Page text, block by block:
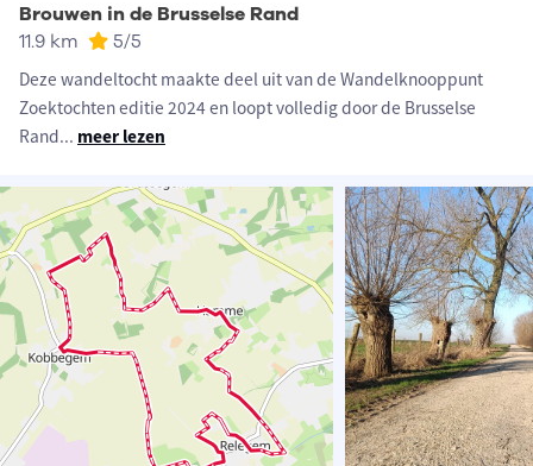
Brouwen in de Brusselse Rand
11.9 km 5/5
Deze wandeltocht maakte deel uit van de Wandelknooppunt
Zoektochten editie 2024 en loopt volledig door de Brusselse
Rand... meer lezen